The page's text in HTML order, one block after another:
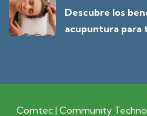
Descubre los
acupuntura para
Comtec | Community